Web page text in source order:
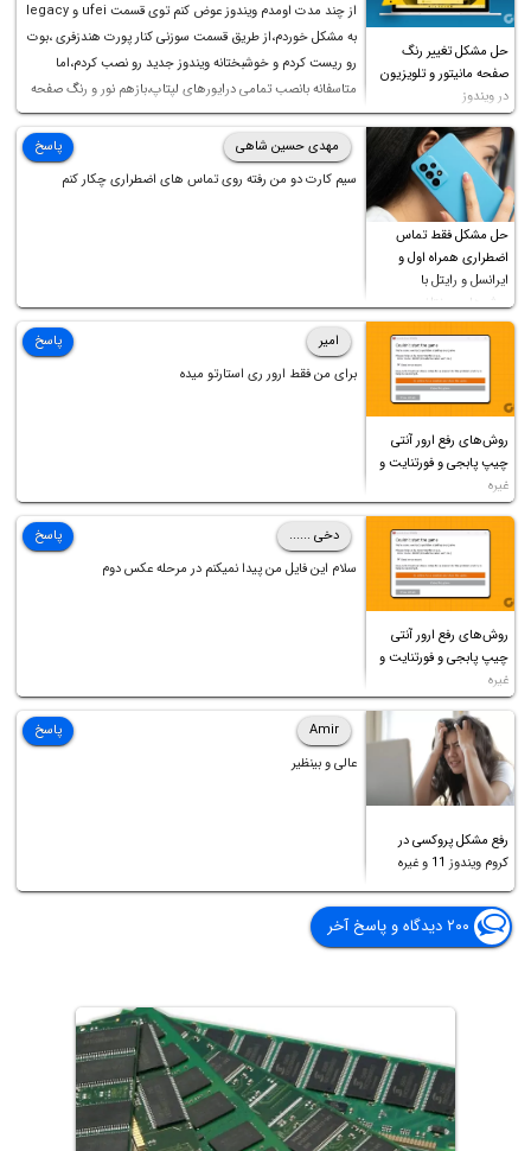
حل مشکل تغییر رنگ
صفحه مانیتور و تلویزیون
در ویندوز
از چند مدت اومدم ویندوز عوض کنم توی قسمت ufei و legacy
به مشکل خوردم،از طریق قسمت سوزنی کنار پورت هندزفری ،بوت
رو ریست کردم و خوشبختانه ویندوز جدید رو نصب کردم،اما
متاسفانه بانصب تمامی درایورهای لپتاپ،بازهم نور و رنگ صفحه
چه موقع کار چه موقع پخش فیلم مثل سابق نیست(نور زیاده و بی
کیفیت)،با ابدیت کردن کارت گرافیک،کالیبره کردن و غیره هم نور و
رنگ درست نشد (انگار تصویر ماته)، خواهشمند است راهنمایی
فرمایید باتشکر
حل مشکل فقط تماس
اضطراری همراه اول و
ایرانسل و رایتل با
روش‌های مختلف
مهدی حسین شاهی
سیم کارت دو من رفته روی تماس های اضطراری چکار کنم
پاسخ
روش‌های رفع ارور آنتی
چیپ پابجی و فورتنایت و
غیره
امیر
برای من فقط ارور ری استارتو میده
پاسخ
روش‌های رفع ارور آنتی
چیپ پابجی و فورتنایت و
غیره
دخی ......
سلام این فایل من پیدا نمیکنم در مرحله عکس دوم
پاسخ
رفع مشکل پروکسی در
کروم ویندوز 11 و غیره
Amir
عالی و بینظیر
پاسخ
۲۰۰ دیدگاه و پاسخ آخر